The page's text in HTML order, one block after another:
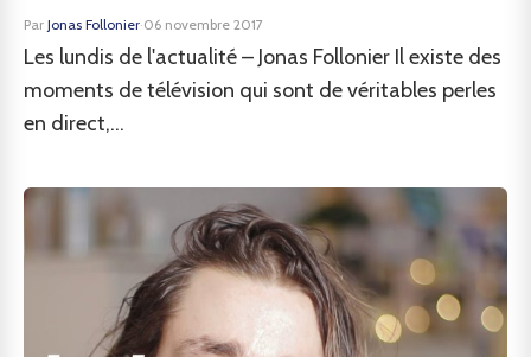
Par Jonas Follonier·06 novembre 2017
Les lundis de l'actualité – Jonas Follonier Il existe des
moments de télévision qui sont de véritables perles
en direct,...